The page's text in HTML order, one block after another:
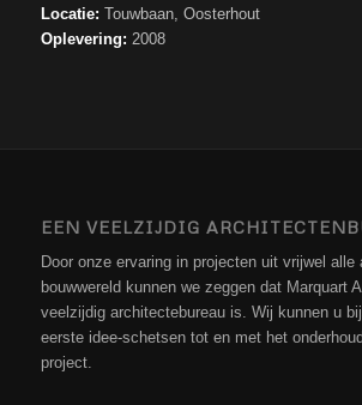
Locatie: Touwbaan, Oosterhout
Oplevering: 2008
EEN VEELZIJDIG
Door onze ervaring in projecten uit vrijwel alle
bouwwereld kunnen we zeggen dat Marquart
veelzijdig architectebureau is. Wij kunnen u
eerste idee-schetsen tot en met het
project.